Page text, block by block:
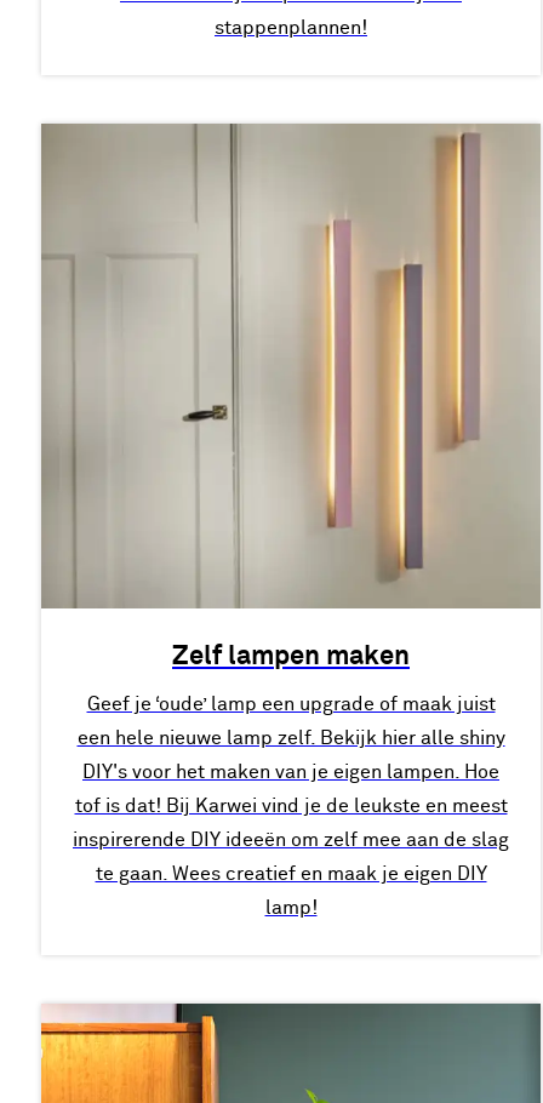
stappenplannen!
Zelf lampen maken
Geef je ‘oude’ lamp een upgrade of maak juist
een hele nieuwe lamp zelf. Bekijk hier alle shiny
DIY's voor het maken van je eigen lampen. Hoe
tof is dat! Bij Karwei vind je de leukste en meest
inspirerende DIY ideeën om zelf mee aan de slag
te gaan. Wees creatief en maak je eigen DIY
lamp!